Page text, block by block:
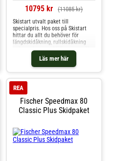
10795 kr (11085 kr)
Läs mer här
Skistart utvalt paket till
specialpris. Hos oss på Skistart
hittar du allt du behöver för
längdskidåkning, rullskidåkning
och mycket mer. Välkommen till
Fischer Speedmax 80
Classic Plus Skidpaket
REA